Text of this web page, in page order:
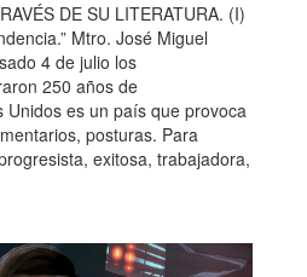
DE SU LITERATURA. (I)
Mtro. José Miguel
4 de julio los
250 años de
Unidos es un país que provoca
posturas. Para
exitosa, trabajadora,